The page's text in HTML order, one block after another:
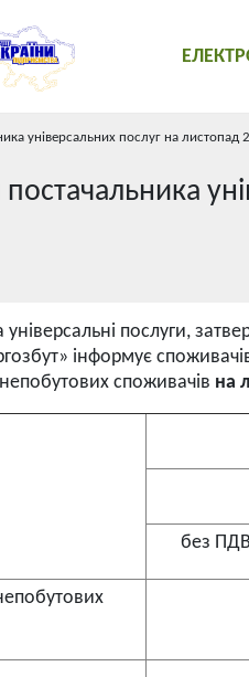
універсальних послуг на
послуги,
інформує споживачів
споживачів на
без ПДВ